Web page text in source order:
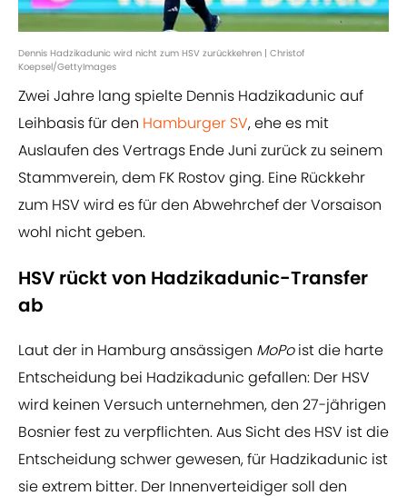
Dennis Hadzikadunic wird nicht zum HSV zurückkehren | Christof
Koepsel/GettyImages
Zwei Jahre lang spielte Dennis Hadzikadunic auf
Leihbasis für den Hamburger SV, ehe es mit
Auslaufen des Vertrags Ende Juni zurück zu seinem
Stammverein, dem FK Rostov ging. Eine Rückkehr
zum HSV wird es für den Abwehrchef der Vorsaison
wohl nicht geben.
HSV rückt von Hadzikadunic-Transfer
ab
Laut der in Hamburg ansässigen MoPoist die harte
Entscheidung bei Hadzikadunic gefallen: Der HSV
wird keinen Versuch unternehmen, den 27-jährigen
Bosnier fest zu verpflichten. Aus Sicht des HSV ist die
Entscheidung schwer gewesen, für Hadzikadunic ist
sie extrem bitter. Der Innenverteidiger soll den